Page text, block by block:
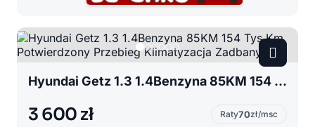
Hyundai Getz 1.3 1.4Benzyna 85KM 154 Tys Km Potwierdzony Przebieg Klimatyzacja Zadbany
3 600 zł Raty70zł/msc